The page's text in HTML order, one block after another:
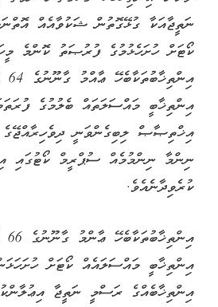
ނަތީޖާއަކާ ގުޅޭގޮތުން ޝަކުވާއެއް
ކޯޓަށް ހުށަހެޅުމުގެ ފުރުޞަތު ކޮންމެ
އިންތިޚާބީ މައްސަލަތައް ބެލުމުގެ
އިޚްތިޞާޞް ލިބިގެންވަނީ ދިވެހިރާއްޖޭގެ
ނިންމާ ނިންމުމެއް ސުޕްރީމް ކޯޓުގައި
ކުރެވިދާނެއެވެ.
އިންތިޚާބީ މައްސަލައެއް ކޯޓަށް
އިންތިޚާބެއްގެ ރަސްމީ ނަތީޖާ